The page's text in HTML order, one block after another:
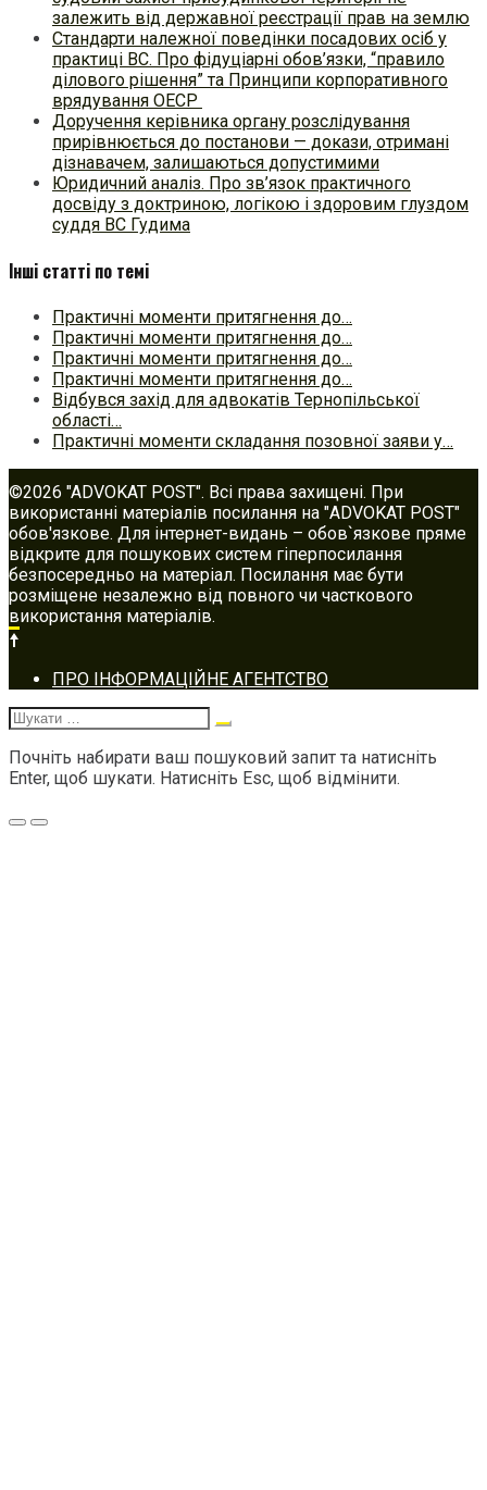
залежить від державної реєстрації прав на землю
Стандарти належної поведінки посадових осіб у
практиці ВC. Про фідуціарні обов’язки, “правило
ділового рішення” та Принципи корпоративного
врядування ОЕСР
Доручення керівника органу розслідування
прирівнюється до постанови — докази, отримані
дізнавачем, залишаються допустимими
Юридичний аналіз. Про зв’язок практичного
досвіду з доктриною, логікою і здоровим глуздом
суддя ВС Гудима
Інші статті по темі
Практичні моменти притягнення до…
Практичні моменти притягнення до…
Практичні моменти притягнення до…
Практичні моменти притягнення до…
Відбувся захід для адвокатів Тернопільської
області…
Практичні моменти складання позовної заяви у…
©2026 "ADVOKAT POST". Всі права захищені. При
використанні матеріалів посилання на "ADVOKAT POST"
обов'язкове. Для інтернет-видань – обов`язкове пряме
відкрите для пошукових систем гіперпосилання
безпосередньо на матеріал. Посилання має бути
розміщене незалежно від повного чи часткового
використання матеріалів.
Footer
navigation
ПРО ІНФОРМАЦІЙНЕ АГЕНТСТВО
Шукати:
Почніть набирати ваш пошуковий запит та натисніть
Enter, щоб шукати. Натисніть Esc, щоб відмінити.
Меню